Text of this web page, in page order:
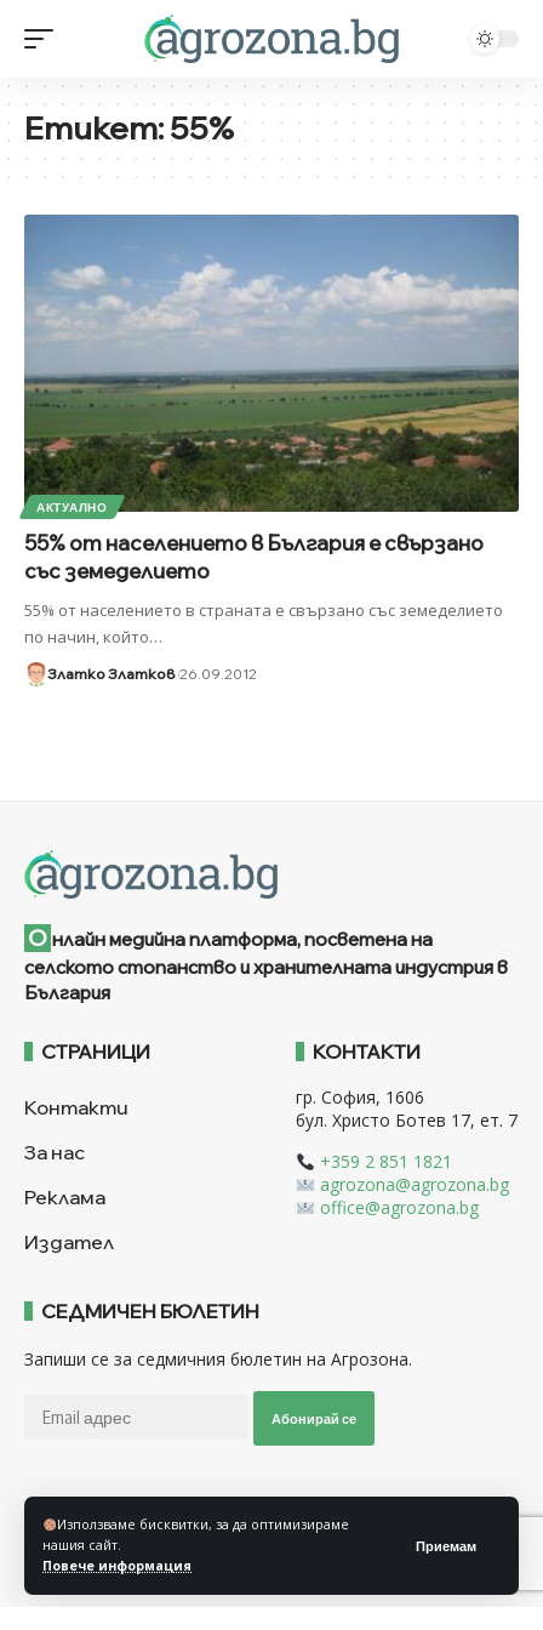
Използваме бисквитки, за да оптимизираме
нашия сайт.
Повече информация
Приемам
Етикет:55%
АКТУАЛНО
55% от населението в България е свързано
със земеделието
55% от населението в страната е свързано със земеделието
по начин, който…
Златко Златков 26.09.2012
О нлайн медийна платформа, посветена на
селското стопанство и хранителната индустрия в
България
СТРАНИЦИ
Контакти
За нас
Реклама
Издател
КОНТАКТИ
гр. София, 1606
бул. Христо Ботев 17, ет. 7
+359 2 851 1821
agrozona@agrozona.bg
office@agrozona.bg
СЕДМИЧЕН БЮЛЕТИН
Запиши се за седмичния бюлетин на Агрозона.
Абонирай се
Последвайте ни